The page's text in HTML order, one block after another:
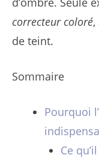
correcteur coloré
de teint.
Sommaire
Pourquoi
Ce